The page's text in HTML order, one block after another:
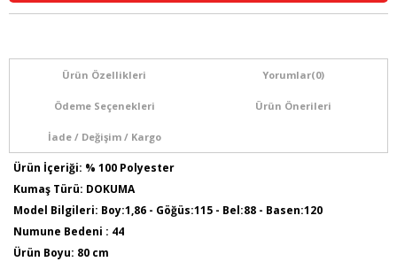
Ürün Özellikleri Yorumlar(0)
Ödeme Seçenekleri Ürün Önerileri
İade / Değişim / Kargo
Ürün İçeriği: % 100 Polyester
Kumaş Türü: DOKUMA
Model Bilgileri: Boy:1,86 - Göğüs:115 - Bel:88 - Basen:120
Numune Bedeni : 44
Ürün Boyu: 80 cm